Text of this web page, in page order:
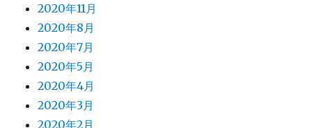
2020年11月
2020年8月
2020年7月
2020年5月
2020年4月
2020年3月
2020年2月